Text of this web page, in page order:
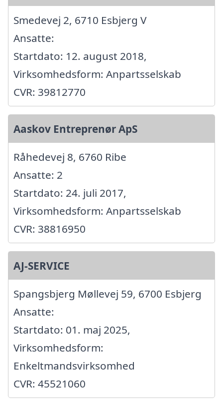
Smedevej 2, 6710 Esbjerg V
Ansatte:
Startdato: 12. august 2018,
Virksomhedsform: Anpartsselskab
CVR: 39812770
Aaskov Entreprenør ApS
Råhedevej 8, 6760 Ribe
Ansatte: 2
Startdato: 24. juli 2017,
Virksomhedsform: Anpartsselskab
CVR: 38816950
AJ-SERVICE
Spangsbjerg Møllevej 59, 6700 Esbjerg
Ansatte:
Startdato: 01. maj 2025,
Virksomhedsform:
Enkeltmandsvirksomhed
CVR: 45521060